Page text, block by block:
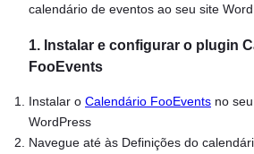
calendário de eventos ao seu site
1. Instalar e configurar o plugin
FooEvents
Instalar o Calendário FooEvents no
WordPress
Navegue até às Definições do